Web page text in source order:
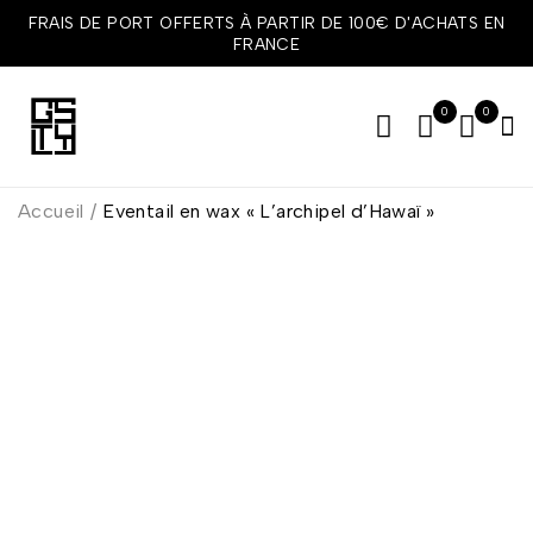
FRAIS DE PORT OFFERTS À PARTIR DE 100€ D'ACHATS EN
FRANCE
0 0
Accueil / Eventail en wax « L’archipel d’Hawaï »